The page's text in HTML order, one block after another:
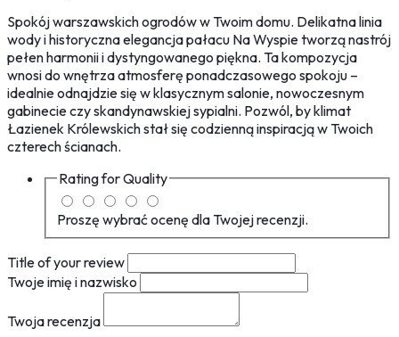
Spokój warszawskich ogrodów w Twoim domu. Delikatna linia
wody i historyczna elegancja pałacu Na Wyspie tworzą nastrój
pełen harmonii i dystyngowanego piękna. Ta kompozycja
wnosi do wnętrza atmosferę ponadczasowego spokoju –
idealnie odnajdzie się w klasycznym salonie, nowoczesnym
gabinecie czy skandynawskiej sypialni. Pozwól, by klimat
Łazienek Królewskich stał się codzienną inspiracją w Twoich
czterech ścianach.
Rating forQuality
Proszę wybrać ocenę dla Twojej recenzji.
Title of your review
Twoje imię i nazwisko
Twoja recenzja